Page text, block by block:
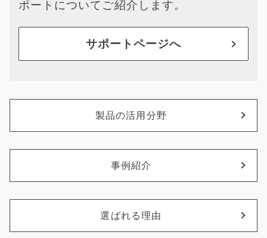
ポートについてご紹介します。
サポートページへ
製品の活用分野
事例紹介
選ばれる理由